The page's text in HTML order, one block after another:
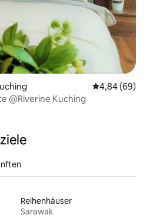
4,84 (69)
@Riverine Kuching
Reihenhäuser
Sarawak